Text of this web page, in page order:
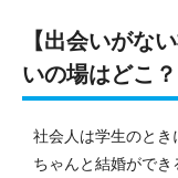
【出会いがな
いの場はどこ？
社会人は学生のとき
ちゃんと結婚がで